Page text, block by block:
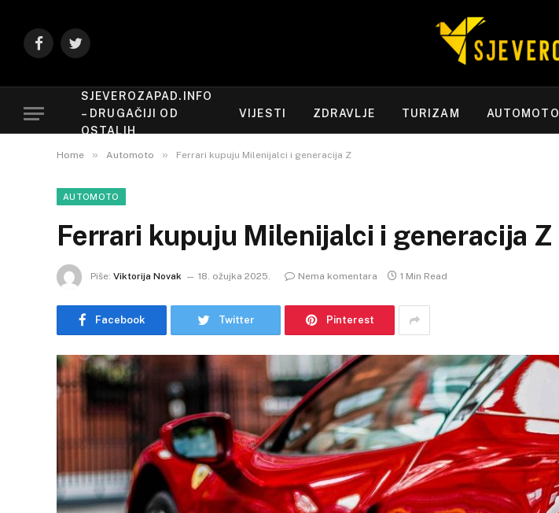
FacebookTwitter
SJEVEROZAPAD.INFO
– DRUGAČIJI OD
OSTALIH
VIJESTI ZDRAVLJE TURIZAM AUTOMOTO
Home » Automoto » Ferrari kupuju Milenijalci i generacija Z
AUTOMOTO
Ferrari kupuju Milenijalci i generacija Z
Piše: Viktorija Novak 18. ožujka 2025. Nema komentara 1 Min Read
Facebook Twitter Pinterest